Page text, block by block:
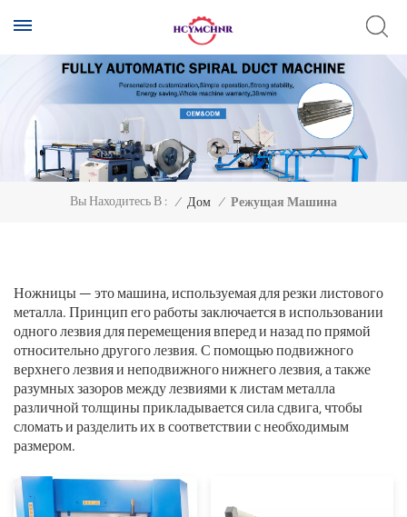
Вы Находитесь В : / Дом / Режущая Машина
Ножницы — это машина, используемая для резки листового
металла. Принцип его работы заключается в использовании
одного лезвия для перемещения вперед и назад по прямой
относительно другого лезвия. С помощью подвижного
верхнего лезвия и неподвижного нижнего лезвия, а также
разумных зазоров между лезвиями к листам металла
различной толщины прикладывается сила сдвига, чтобы
сломать и разделить их в соответствии с необходимым
размером.